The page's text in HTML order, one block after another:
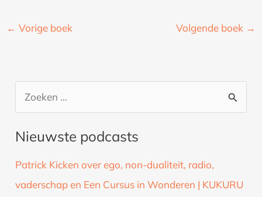
← Vorige boek Volgende boek →
e
k
Nieuwste podcasts
Patrick Kicken over ego, non-dualiteit, radio,
vaderschap en Een Cursus in Wonderen | KUKURU